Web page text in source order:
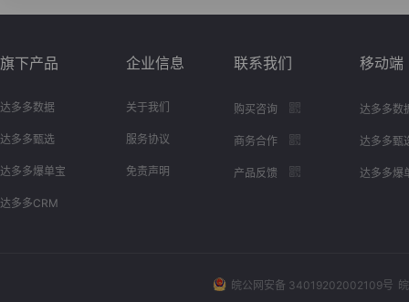
旗下产品
达多多数据
达多多甄选
达多多爆单宝
达多多CRM
企业信息
关于我们
服务协议
免责声明
联系我们
购买咨询
商务合作
产品反馈
移动端
达多多数
达多多甄
达多多爆
皖公网安备 34019202002109号